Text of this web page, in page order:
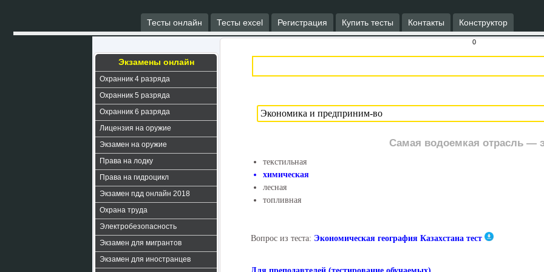
Тесты онлайн Тесты excel Регистрация Купить тесты Контакты Конструктор
Экзамены онлайн
Охранник 4 разряда
Охранник 5 разряда
Охранник 6 разряда
Лицензия на оружие
Экзамен на оружие
Права на лодку
Права на гидроцикл
Экзамен пдд онлайн 2018
Охрана труда
Электробезопасность
Экзамен для мигрантов
Экзамен для иностранцев
0
Самая водоемкая отрасль —
текстильная
химическая
лесная
топливная
Вопрос из теста: Экономическая география Казахстана тест